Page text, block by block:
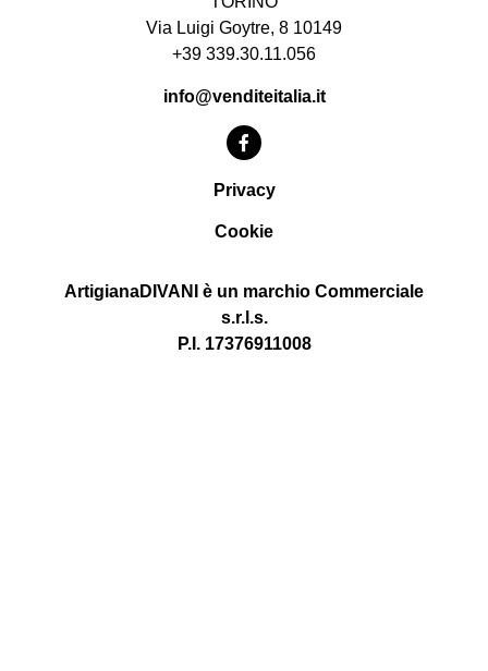
Via Luigi Goytre, 8 10149
+39 339.30.11.056
info@venditeitalia.it
Privacy
Cookie
ArtigianaDIVANI è un marchio Commerciale
s.r.l.s.
P.I. 17376911008